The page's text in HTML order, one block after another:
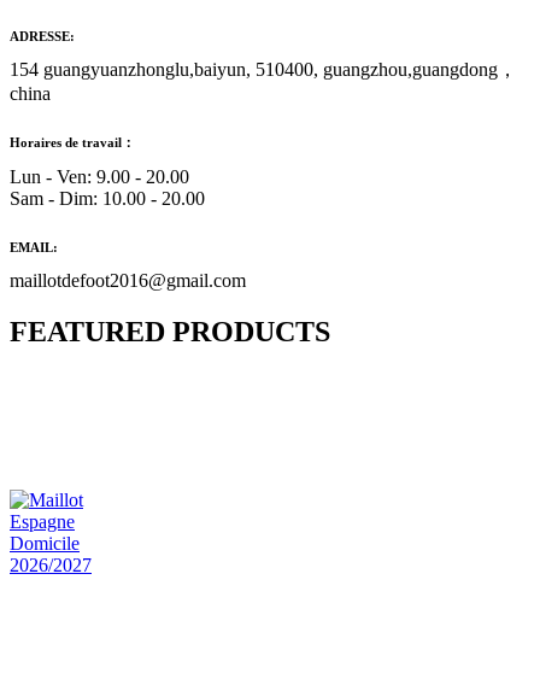
ADRESSE:
154 guangyuanzhonglu,baiyun, 510400, guangzhou,guangdong，
china
Horaires de travail：
Lun - Ven: 9.00 - 20.00
Sam - Dim: 10.00 - 20.00
EMAIL:
maillotdefoot2016@gmail.com
FEATURED PRODUCTS